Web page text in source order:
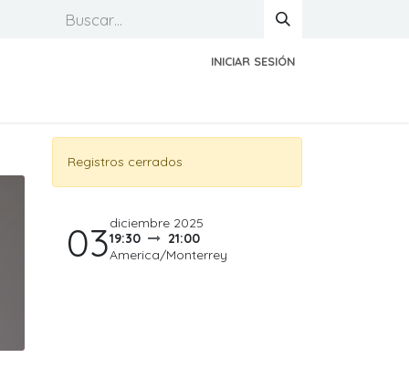
INICIAR SESIÓN
Registros cerrados
03diciembre 2025
19:30
21:00
America/Monterrey